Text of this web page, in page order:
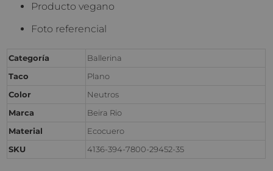
Producto vegano
Foto referencial
Categoría
Ballerina
Taco
Plano
Color
Neutros
Marca
Beira Rio
Material
Ecocuero
SKU
4136-394-7800-29452-35